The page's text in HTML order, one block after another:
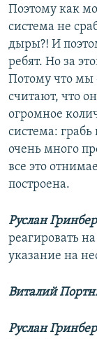
Поэтому как
система не
дыры?! И
ребят. Но за
Потому что мы
считают, что
огромное
система:
очень много
все это
построена.
Руслан
реагировать
указание на
Виталий
Руслан